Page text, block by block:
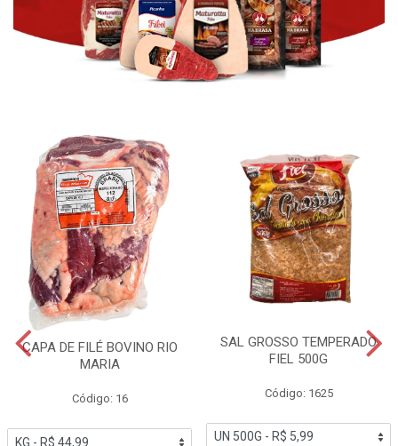
CAPA DE FILÉ BOVINO RIO
MARIA
Código: 16
SAL GROSSO TEMPERADO
FIEL 500G
Código: 1625